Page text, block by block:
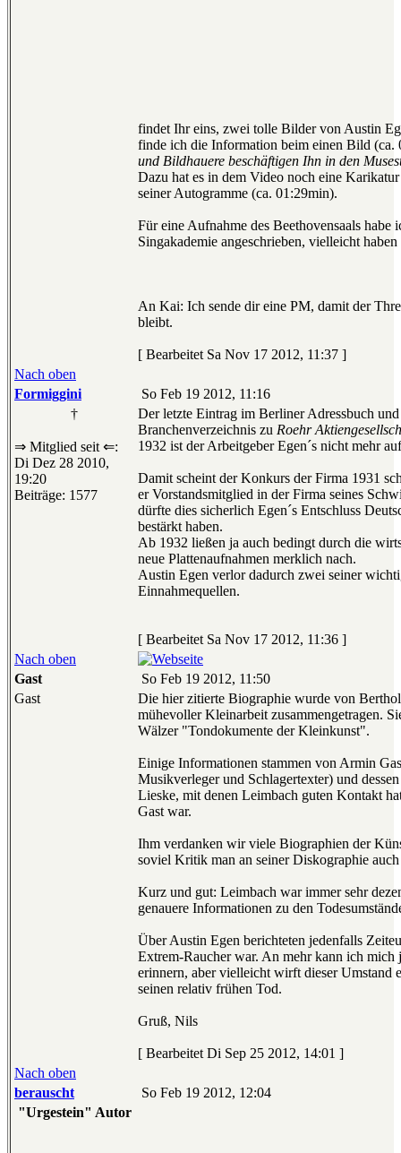
findet Ihr eins, zwei tolle Bilder von Austin
finde ich die Information beim einen Bild (ca.
und Bildhauere beschäftigen Ihn in den
Dazu hat es in dem Video noch eine
seiner Autogramme (ca. 01:29min).
Für eine Aufnahme des Beethovensaals habe
Singakademie angeschrieben, vielleicht
An Kai: Ich sende dir eine PM, damit der
bleibt.
[ Bearbeitet Sa Nov 17 2012, 11:37 ]
Nach oben
Formiggini
So Feb 19 2012, 11:16
†
⇒ Mitglied seit ⇐:
Di Dez 28 2010,
19:20
Beiträge: 1577
Der letzte Eintrag im Berliner Adressbuch und
Branchenverzeichnis zu Roehr
1932 ist der Arbeitgeber Egen´s nicht mehr
Damit scheint der Konkurs der Firma 1931
er Vorstandsmitglied in der Firma seines
dürfte dies sicherlich Egen´s Entschluss
bestärkt haben.
Ab 1932 ließen ja auch bedingt durch die
neue Plattenaufnahmen merklich nach.
Austin Egen verlor dadurch zwei seiner
Einnahmequellen.
[ Bearbeitet Sa Nov 17 2012, 11:36 ]
Nach oben
Gast
So Feb 19 2012, 11:50
Gast
Die hier zitierte Biographie wurde von
mühevoller Kleinarbeit zusammengetragen.
Wälzer "Tondokumente der Kleinkunst".
Einige Informationen stammen von Armin
Musikverleger und Schlagertexter) und
Lieske, mit denen Leimbach guten Kontakt
Gast war.
Ihm verdanken wir viele Biographien der
soviel Kritik man an seiner Diskographie
Kurz und gut: Leimbach war immer sehr
genauere Informationen zu den
Über Austin Egen berichteten jedenfalls
Extrem-Raucher war. An mehr kann ich mich
erinnern, aber vielleicht wirft dieser Umstand
seinen relativ frühen Tod.
Gruß, Nils
[ Bearbeitet Di Sep 25 2012, 14:01 ]
Nach oben
berauscht
So Feb 19 2012, 12:04
"Urgestein" Autor